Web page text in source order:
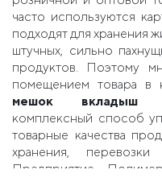
часто используются
подходят для хранения
штучных, сильно
продуктов. Поэтому
помещением товара в
мешок вкладыш
комплексный способ
товарные качества
хранения,
Предприятие